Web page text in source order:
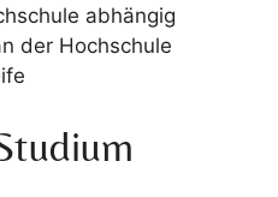
abhängig
der Hochschule